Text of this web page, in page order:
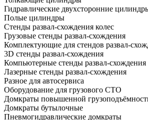
Гидравлические двухсторонние
Полые цилиндры
Стенды развал-схождения колес
Грузовые стенды развал-схождения
Комплектующие для стендов развал-
3D стенды развал-схождения
Компьютерные стенды развал-схождения
Лазерные стенды развал-схождения
Разное для автосервиса
Оборудование для грузового СТО
Домкраты повышенной
Домкраты бутылочные
Пневмогидравлические домкраты